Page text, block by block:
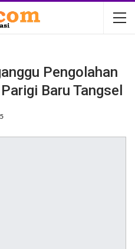
Pengolahan
Baru Tangsel